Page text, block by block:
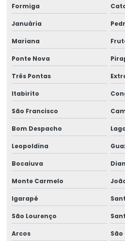
Empresa de saúde e segurança do
Empresa de saúde e segurança no
Empresa técnica em perícia
Empresa de treinamentos para
Empresa de treinamentos para
Empresa de treinamentos in
Empresa de verificação de ler
Empresas de medicina higiene e
Empresas de medicina no trabalho
Ergonomia assessoria e consultoria
Formiga
Januária
Mariana
Ponte Nova
Três Pontas
Itabirito
São Francisco
Bom Despacho
Leopoldina
Bocaiuva
Monte Carmelo
Igarapé
São Lourenço
Arcos